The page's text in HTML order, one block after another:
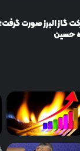
گاز البرز صورت
حسین